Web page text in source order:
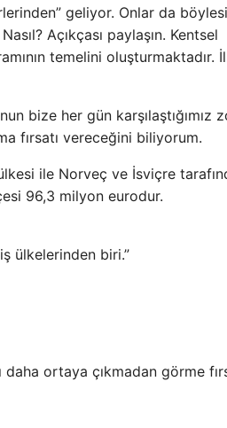
geliyor. Onlar da
Açıkçası paylaşın. Kentsel
temelini oluşturmaktadır.
bize her gün karşılaştığımız
fırsatı vereceğini biliyorum.
ile Norveç ve İsviçre
96,3 milyon eurodur.
ülkelerinden biri.”
ortaya çıkmadan görme